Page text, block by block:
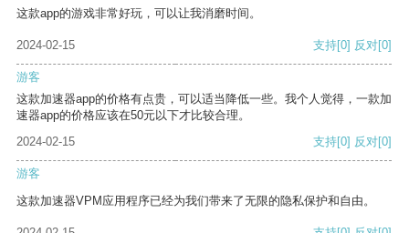
这款app的游戏非常好玩，可以让我消磨时间。
2024-02-15 支持[0] 反对[0]
游客
这款加速器app的价格有点贵，可以适当降低一些。我个人觉得，一款加
速器app的价格应该在50元以下才比较合理。
2024-02-15
支持[0] 反对[0]
游客
这款加速器VPM应用程序已经为我们带来了无限的隐私保护和自由。